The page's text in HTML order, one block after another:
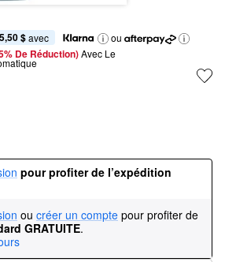
$ avec
ou
De Réduction) Avec Le
pour profiter de l’expédition
ou créer un compte pour profiter de
GRATUITE.